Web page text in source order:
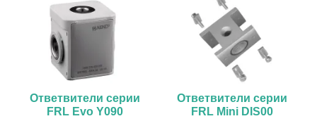
Ответвители серии
FRL Evo Y090
Ответвители серии
FRL Mini DIS00